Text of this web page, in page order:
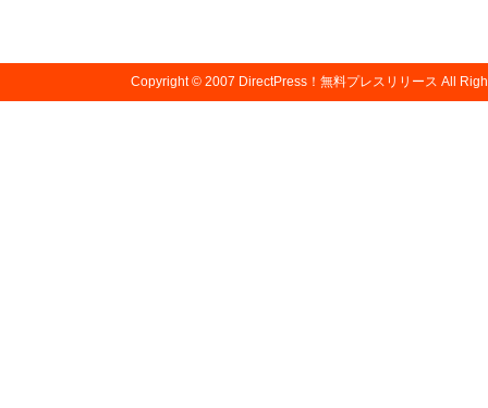
Copyright © 2007 DirectPress！無料プレスリリース All